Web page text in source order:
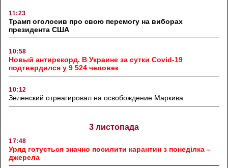
11:23
Трамп оголосив про свою перемогу на виборах
президента США
10:58
Новый антирекорд. В Украине за сутки Covid-19
подтвердился у 9 524 человек
10:12
Зеленский отреагировал на освобождение Маркива
3 листопада
17:48
Уряд готується значно посилити карантин з понеділка –
джерела